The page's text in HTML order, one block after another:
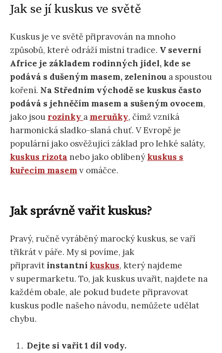
Jak se jí kuskus ve světě
Kuskus je ve světě připravován na mnoho
způsobů, které odráží místní tradice. V severní
Africe je základem rodinných jídel, kde se
podává s dušeným masem, zeleninou a spoustou
koření. Na Středním východě se kuskus často
podává s jehněčím masem a sušeným ovocem,
jako jsou rozinky a meruňky, čímž vzniká
harmonická sladko-slaná chuť. V Evropě je
populární jako osvěžující základ pro lehké saláty,
kuskus rizota nebo jako oblíbený kuskus s
kuřecím masem v omáčce.
Jak správně vařit kuskus?
Pravý, ručně vyráběný marocký kuskus, se vaří
třikrát v páře. My si povíme, jak
připravitinstantní kuskus, který najdeme
v supermarketu. To, jak kuskus uvařit, najdete na
každém obale, ale pokud budete připravovat
kuskus podle našeho návodu, nemůžete udělat
chybu.
Dejte si vařit 1 díl vody.